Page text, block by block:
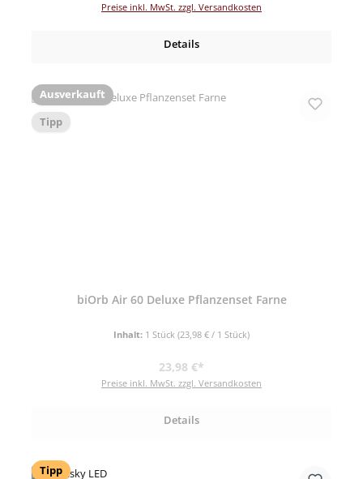
Preise inkl. MwSt. zzgl. Versandkosten
Details
Ausverkauft
Tipp
biOrb Air 60 Deluxe Pflanzenset Farne
Inhalt: 1 Stück (23,98 € / 1 Stück)
Regulärer Preis:
23,98 €*
Preise inkl. MwSt. zzgl. Versandkosten
Details
Tipp